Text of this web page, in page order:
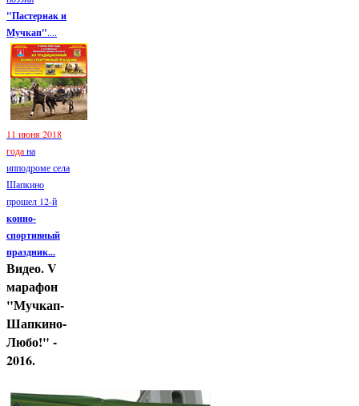
"Пастернак и
Мучкап"....
11 июня 2018
годана
ипподроме села
Шапкино
прошел 12-й
конно-
спортивный
праздник...
Видео. V
марафон
"Мучкап-
Шапкино-
Любо!" -
2016.